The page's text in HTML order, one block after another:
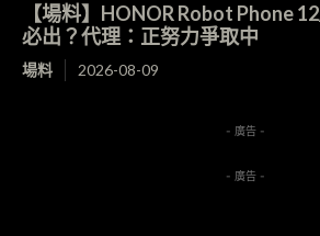
【場料】HONOR Robot Phone
必出？代理：正努力爭取中
場料 2026-08-09
- 廣告 -
- 廣告 -